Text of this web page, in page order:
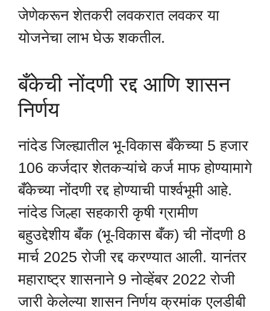
जेणेकरून शेतकरी लवकरात लवकर या
योजनेचा लाभ घेऊ शकतील.
बँकेची नोंदणी रद्द आणि शासन
निर्णय
नांदेड जिल्ह्यातील भू-विकास बँकेच्या 5 हजार
106 कर्जदार शेतकऱ्यांचे कर्ज माफ होण्यामागे
बँकेच्या नोंदणी रद्द होण्याची पार्श्वभूमी आहे.
नांदेड जिल्हा सहकारी कृषी ग्रामीण
बहुउद्देशीय बँक (भू-विकास बँक) ची नोंदणी 8
मार्च 2025 रोजी रद्द करण्यात आली. यानंतर
महाराष्ट्र शासनाने 9 नोव्हेंबर 2022 रोजी
जारी केलेल्या शासन निर्णय क्रमांक एलडीबी